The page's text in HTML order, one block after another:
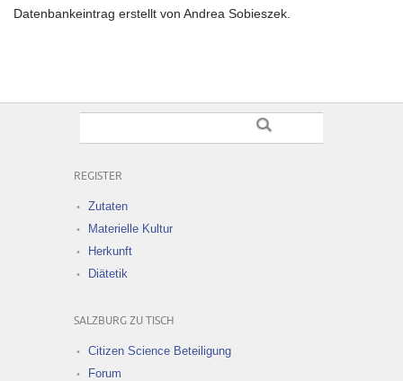
Datenbankeintrag erstellt von Andrea Sobieszek.
REGISTER
Zutaten
Materielle Kultur
Herkunft
Diätetik
SALZBURG ZU TISCH
Citizen Science Beteiligung
Forum